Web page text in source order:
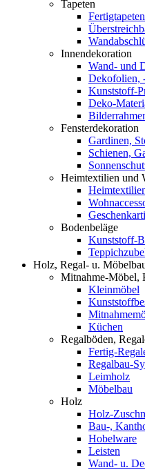
Tapeten
Fertigtapeten
Innendekoration
Wand- und
Dekofolien,
Kunststoff-
Deko-
Fensterdekoration
Gardinen,
Schienen,
Heimtextilien und
Bodenbeläge
Kunststoff-
Holz, Regal- u.
Mitnahme-Möbel,
Kleinmöbel
Küchen
Regalböden,
Fertig-
Regalbau-
Leimholz
Möbelbau
Holz
Holz-
Bau-,
Hobelware
Leisten
Wand- u.